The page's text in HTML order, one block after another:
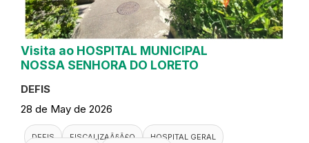
Visita ao HOSPITAL MUNICIPAL
NOSSA SENHORA DO LORETO
DEFIS
28 de May de 2026
DEFIS FISCALIZAÃ§Ã£O
HOSPITAL GERAL